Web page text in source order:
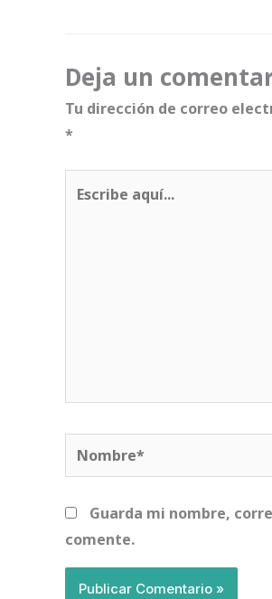
Deja un
Tu dirección de correo
*
Nombre*
Guarda mi nombre,
comente.